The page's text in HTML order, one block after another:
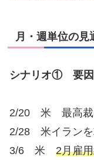
月・週単位の見
シナリオ① 要因
2/20 米 最高裁
2/28 米イラン
3/6 米 2月雇